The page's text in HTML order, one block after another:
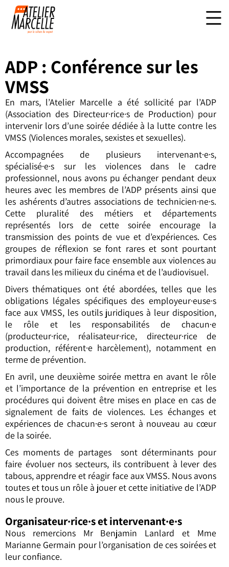
ADP : Conférence sur les
VMSS
En mars, l’Atelier Marcelle a été sollicité par l’ADP
(Association des Directeur·rice·s de Production) pour
intervenir lors d’une soirée dédiée à la lutte contre les
VMSS (Violences morales, sexistes et sexuelles).
Accompagnées de plusieurs intervenant·e·s,
spécialisé·e·s sur les violences dans le cadre
professionnel, nous avons pu échanger pendant deux
heures avec les membres de l’ADP présents ainsi que
les ashérents d’autres associations de technicien·ne·s.
Cette pluralité des métiers et départements
représentés lors de cette soirée encourage la
transmission des points de vue et d’expériences. Ces
groupes de réflexion se font rares et sont pourtant
primordiaux pour faire face ensemble aux violences au
travail dans les milieux du cinéma et de l’audiovisuel.
Divers thématiques ont été abordées, telles que les
obligations légales spécifiques des employeur·euse·s
face aux VMSS, les outils juridiques à leur disposition,
le rôle et les responsabilités de chacun·e
(producteur·rice, réalisateur·rice, directeur·rice de
production, référent·e harcèlement), notamment en
terme de prévention.
En avril, une deuxième soirée mettra en avant le rôle
et l’importance de la prévention en entreprise et les
procédures qui doivent être mises en place en cas de
signalement de faits de violences. Les échanges et
expériences de chacun·e·s seront à nouveau au cœur
de la soirée.
Ces moments de partages sont déterminants pour
faire évoluer nos secteurs, ils contribuent à lever des
tabous, apprendre et réagir face aux VMSS. Nous avons
toutes et tous un rôle à jouer et cette initiative de l’ADP
nous le prouve.
Organisateur·rice·s et intervenant·e·s
Nous remercions Mr Benjamin Lanlard et Mme
Marianne Germain pour l’organisation de ces soirées et
leur confiance.